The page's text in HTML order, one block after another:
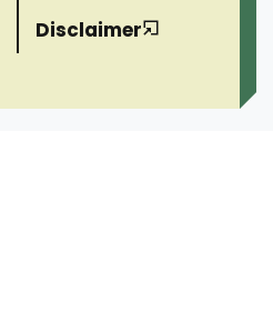
Disclaimer